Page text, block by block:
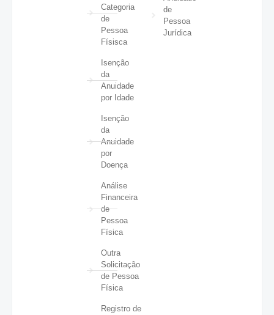
Categoria
de
Pessoa
Físisca
Isenção
da
Anuidade
por Idade
Isenção
da
Anuidade
por
Doença
Análise
Financeira
de
Pessoa
Física
Outra
Solicitação
de Pessoa
Física
Registro de
de
Pessoa
Jurídica